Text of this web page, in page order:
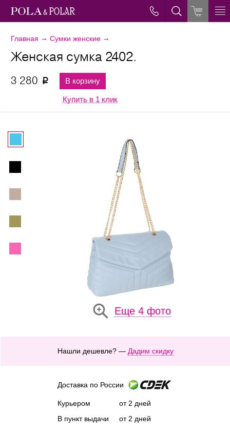
Главная → Сумки женские →
Еще 4 фото
Женская сумка 2402.
3 280 p В корзину
Купить в 1 клик
Нашли дешевле? — Дадим скидку
Доставка по России
Курьером
В пункт выдачи
от 2 дней
от 2 дней